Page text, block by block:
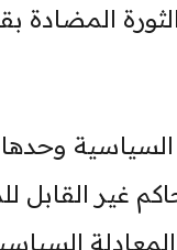
المضادة
فبراير في نتائجها
القابل